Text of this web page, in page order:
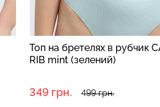
Топ на бретелях в рубчик
RIB mint (зелений)
349 грн. 499 грн.